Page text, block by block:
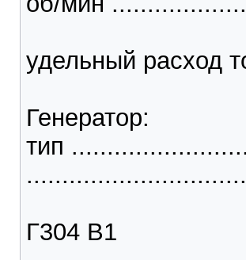
удельный расход
Генератор:
тип
Г304 В1